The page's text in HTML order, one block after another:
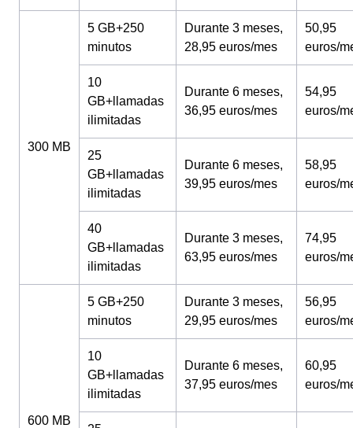
300 MB
5 GB+250
minutos
Durante 3 meses,
28,95 euros/mes
50,95
euros/
10
GB+llamadas
ilimitadas
Durante 6 meses,
36,95 euros/mes
54,95
euros/
25
GB+llamadas
ilimitadas
Durante 6 meses,
39,95 euros/mes
58,95
euros/
40
GB+llamadas
ilimitadas
Durante 3 meses,
63,95 euros/mes
74,95
euros/
600 MB
5 GB+250
minutos
Durante 3 meses,
29,95 euros/mes
56,95
euros/
10
GB+llamadas
ilimitadas
Durante 6 meses,
37,95 euros/mes
60,95
euros/